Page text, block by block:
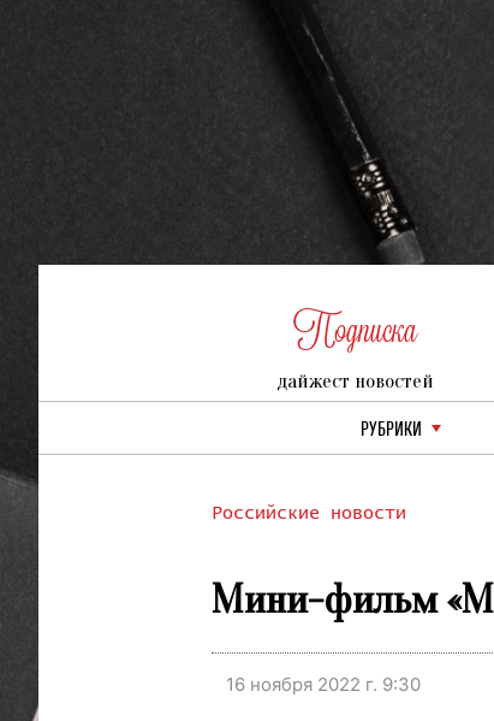
Подписка
дайжест новостей
РУБРИКИ
Российские новости
Мини-фильм
16 ноября 2022 г. 9:30